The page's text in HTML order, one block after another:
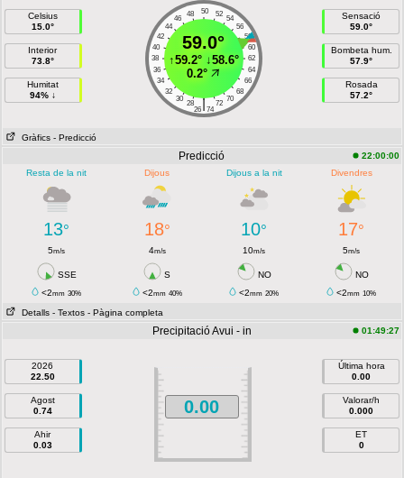
Celsius
15.0°
Interior
73.8°
Humitat
94% ↓
50
48 52
46
54
44
56
42
58
40
60
38
62
36
64
34
66
32
68
30
70
28 72
|
26 74
59.0°
↑59.2°↓58.6°
0.2°
Sensació
59.0°
Bombeta hum.
57.9°
Rosada
57.2°
Gràfics - Predicció
Predicció
22:00:00
Resta de la nit
Dijous Dijous a la nit Divendres
13° 18° 10° 17°
5m/s 4m/s 10m/s 5m/s
SSE S NO
NO
<2mm 30% <2mm 40% <2mm 20% <2mm 10%
Detalls - Textos - Pàgina completa
Precipitació Avui - in 01:49:27
2026
22.50
Agost
0.74
Ahir
0.03
0.00
Última hora
0.00
Valorar/h
0.000
ET
0